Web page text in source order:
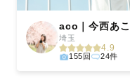
aco｜今西あこ
埼玉
4.9
155回 24件